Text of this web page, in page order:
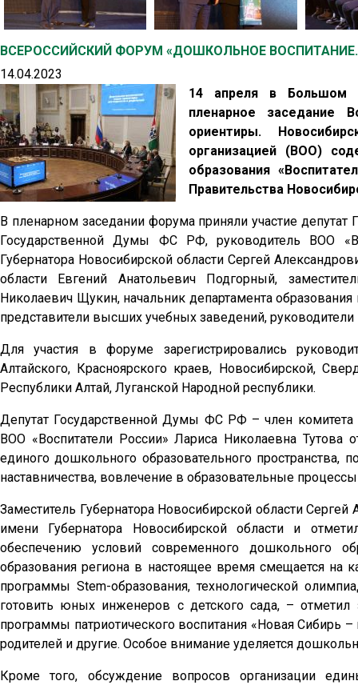
ВСЕРОССИЙСКИЙ ФОРУМ «ДОШКОЛЬНОЕ
14.04.2023
14 апреля в Большом
пленарное заседание
ориентиры.
организацией (ВОО)
образования
Правительства
В пленарном заседании форума приняли участие
Государственной Думы ФС РФ, руководитель ВОО
Губернатора Новосибирской области Сергей
области Евгений Анатольевич Подгорный,
Николаевич Щукин, начальник департамента
представители высших учебных заведений,
Для участия в форуме зарегистрировались
Алтайского, Красноярского краев, Новосибирской,
Республики Алтай, Луганской Народной республики.
Депутат Государственной Думы ФС РФ – член
ВОО «Воспитатели России» Лариса Николаевна
единого дошкольного образовательного пространства,
наставничества, вовлечение в образовательные
Заместитель Губернатора Новосибирской области
имени Губернатора Новосибирской области и
обеспечению условий современного дошкольного
образования региона в настоящее время смещается на
программы Stem-образования, технологической
готовить юных инженеров с детского сада, –
программы патриотического воспитания «Новая Сибирь
родителей и другие. Особое внимание уделяется
Кроме того, обсуждение вопросов организации